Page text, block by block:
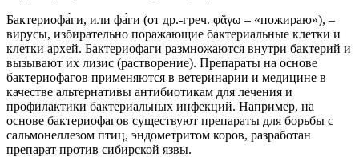
Бактериофа́ги, или фа́ги (от др.-греч. φᾰγω – «пожираю»), –
вирусы, избирательно поражающие бактериальные клетки и
клетки архей. Бактериофаги размножаются внутри бактерий и
вызывают их лизис (растворение). Препараты на основе
бактериофагов применяются в ветеринарии и медицине в
качестве альтернативы антибиотикам для лечения и
профилактики бактериальных инфекций. Например, на
основе бактериофагов существуют препараты для борьбы с
сальмонеллезом птиц, эндометритом коров, разработан
препарат против сибирской язвы.